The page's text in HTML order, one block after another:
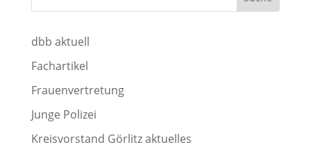
dbb aktuell
Fachartikel
Frauenvertretung
Junge Polizei
Kreisvorstand Görlitz aktuelles